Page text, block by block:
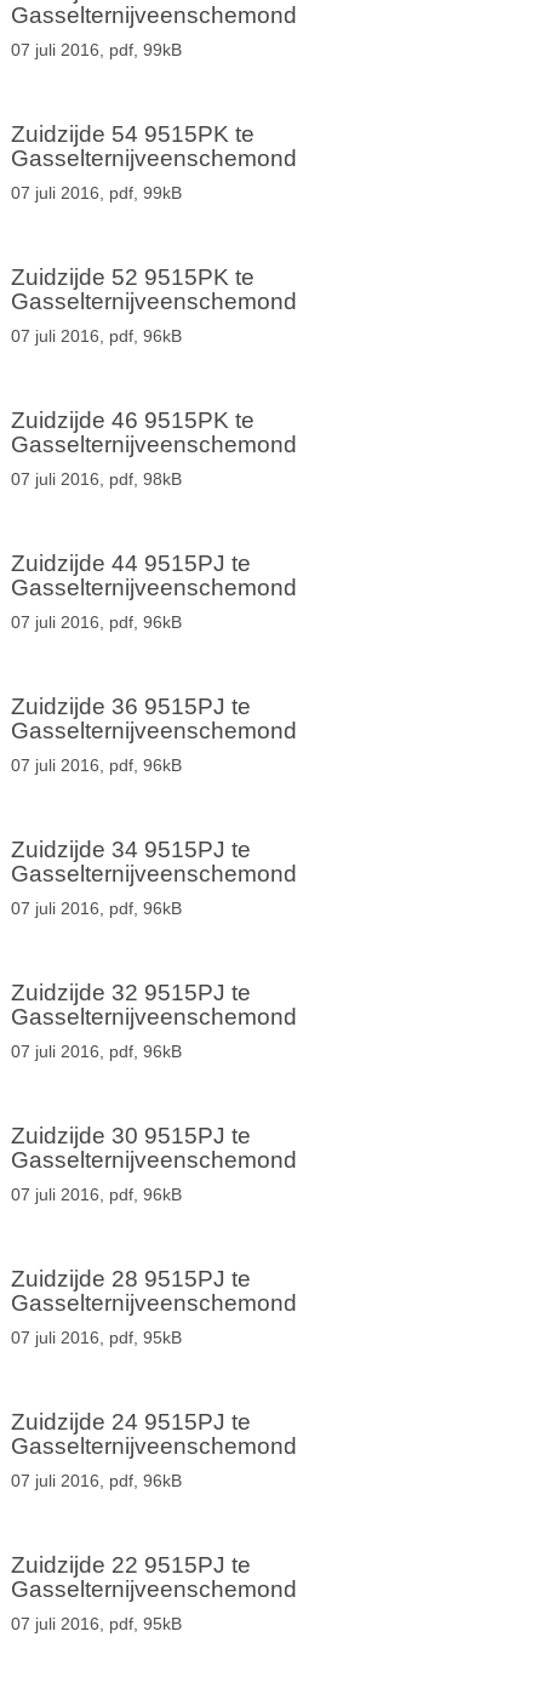
Gasselternijveenschemond
07 juli 2016, pdf, 99kB
Zuidzijde 54 9515PK te
Gasselternijveenschemond
07 juli 2016, pdf, 99kB
Zuidzijde 52 9515PK te
Gasselternijveenschemond
07 juli 2016, pdf, 96kB
Zuidzijde 46 9515PK te
Gasselternijveenschemond
07 juli 2016, pdf, 98kB
Zuidzijde 44 9515PJ te
Gasselternijveenschemond
07 juli 2016, pdf, 96kB
Zuidzijde 36 9515PJ te
Gasselternijveenschemond
07 juli 2016, pdf, 96kB
Zuidzijde 34 9515PJ te
Gasselternijveenschemond
07 juli 2016, pdf, 96kB
Zuidzijde 32 9515PJ te
Gasselternijveenschemond
07 juli 2016, pdf, 96kB
Zuidzijde 30 9515PJ te
Gasselternijveenschemond
07 juli 2016, pdf, 96kB
Zuidzijde 28 9515PJ te
Gasselternijveenschemond
07 juli 2016, pdf, 95kB
Zuidzijde 24 9515PJ te
Gasselternijveenschemond
07 juli 2016, pdf, 96kB
Zuidzijde 22 9515PJ te
Gasselternijveenschemond
07 juli 2016, pdf, 95kB